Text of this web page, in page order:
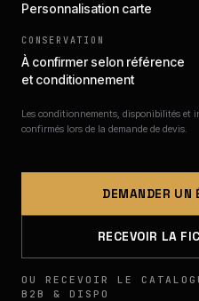
Personnalisation carte
CONSERVATION
À confirmer selon référence
et conditionnement
Les conditionnements, disponibilités et
confirmés lors de la demande de devis.
DEMANDER UN
RECEVOIR LA
OU RECEVOIR LE
B2B & DISPO